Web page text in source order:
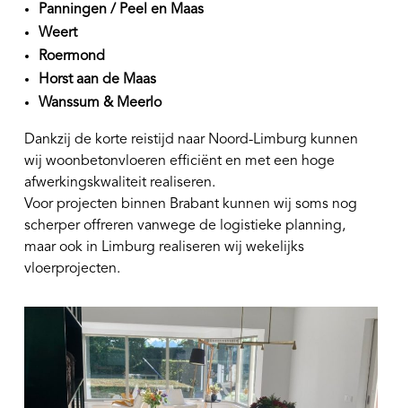
Panningen / Peel en Maas
Weert
Roermond
Horst aan de Maas
Wanssum & Meerlo
Dankzij de korte reistijd naar Noord-Limburg kunnen
wij woonbetonvloeren efficiënt en met een hoge
afwerkingskwaliteit realiseren.
Voor projecten binnen Brabant kunnen wij soms nog
scherper offreren vanwege de logistieke planning,
maar ook in Limburg realiseren wij wekelijks
vloerprojecten.